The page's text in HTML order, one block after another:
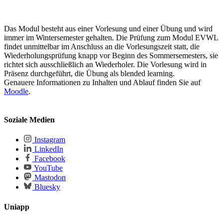
Das Modul besteht aus einer Vorlesung und einer Übung und wird
immer im Wintersemester gehalten. Die Prüfung zum Modul EVWL
findet unmittelbar im Anschluss an die Vorlesungszeit statt, die
Wiederholungsprüfung knapp vor Beginn des Sommersemesters, sie
richtet sich ausschließlich an Wiederholer. Die Vorlesung wird in
Präsenz durchgeführt, die Übung als blended learning.
Genauere Informationen zu Inhalten und Ablauf finden Sie auf
Moodle.
Soziale Medien
Instagram
LinkedIn
Facebook
YouTube
Mastodon
Bluesky
Uniapp